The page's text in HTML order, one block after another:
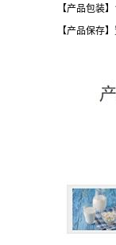
【产品包装
【产品保存